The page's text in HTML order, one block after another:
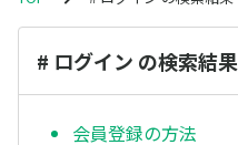
# ログイン の検索結果
会員登録の方法